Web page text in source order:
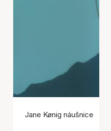
Jane Kønig náušnice